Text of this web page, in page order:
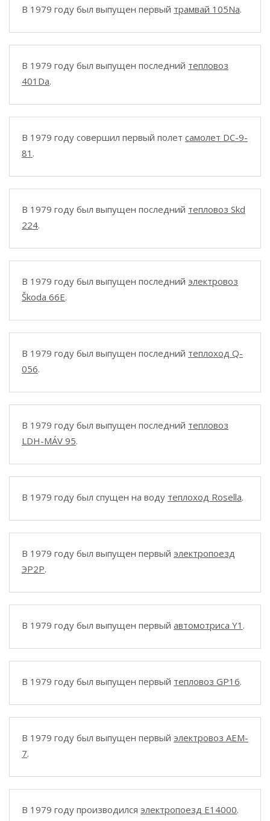
В 1979 году был выпущен первый трамвай 105Na.
В 1979 году был выпущен последний тепловоз
401Da.
В 1979 году совершил первый полет самолет DC-9-
81 .
В 1979 году был выпущен последний тепловоз Skd
224.
В 1979 году был выпущен последний электровоз
Škoda 66E.
В 1979 году был выпущен последний теплоход Q-
056.
В 1979 году был выпущен последний тепловоз
LDH-MÁV 95.
В 1979 году был спущен на воду теплоход Rosella.
В 1979 году был выпущен первый электропоезд
ЭР2Р.
В 1979 году был выпущен первый автомотриса Y1 .
В 1979 году был выпущен первый тепловоз GP16.
В 1979 году был выпущен первый электровоз AEM-
7.
В 1979 году производился электропоезд E14000.